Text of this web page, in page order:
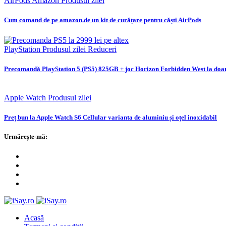
Cum comand de pe amazon.de un kit de curățare pentru căști AirPods
PlayStation Produsul zilei Reduceri
Precomandă PlayStation 5 (PS5) 825GB + joc Horizon Forbidden West la
Apple Watch Produsul zilei
Preț bun la Apple Watch S6 Cellular varianta de aluminiu și oțel inoxidabil
Urmărește-mă:
Acasă